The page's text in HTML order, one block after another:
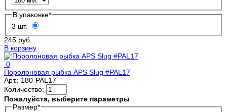
В упаковке*
3 шт.
245 руб.
В корзину
0
Поролоновая рыбка APS Slug #PAL17
Арт.: 180-PAL17
Количество:
Пожалуйста, выберите параметры
Размер*